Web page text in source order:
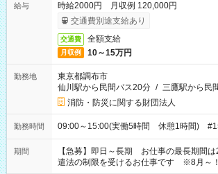
給与
時給2000円 月収例 120,000円
交通費別途支給あり
交通費 全額支給
月収例 10～15万円
勤務地
東京都調布市
仙川駅から民間バス20分 / 三鷹駅から民
消防・防災に関する財団法人
勤務時間 09:00～15:00(実働5時間 休憩1時間)
期間
【急募】即日～長期 お仕事の最長期間
遣法の制限を受けるお仕事です ※8月～！